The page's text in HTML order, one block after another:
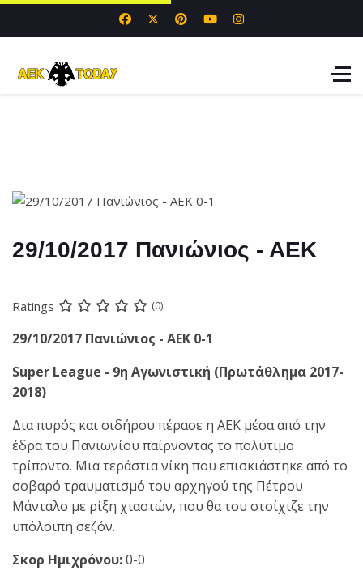
29/10/2017 Πανιώνιος - ΑΕΚ
Ratings (0)
29/10/2017 Πανιώνιος - ΑΕΚ 0-1
Super League - 9η Αγωνιστική (Πρωτάθλημα 2017-
2018)
Δια πυρός και σιδήρου πέρασε η ΑΕΚ μέσα από την
έδρα του Πανιωνίου παίρνοντας το πολύτιμο
τρίποντο. Μια τεράστια νίκη που επισκιάστηκε από το
σοβαρό τραυματισμό του αρχηγού της Πέτρου
Μάνταλο με ρίξη χιαστών, που θα του στοίχιζε την
υπόλοιπη σεζόν.
Σκορ Ημιχρόνου:0-0